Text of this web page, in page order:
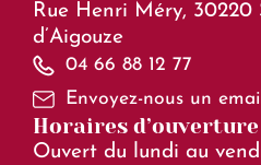
Rue Henri Méry, 30220
d’Aigouze
04 66 88 12 77
Envoyez-nous un email
Horaires d’ouverture
Ouvert du lundi au